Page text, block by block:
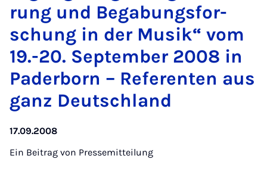
rung und Be­ga­bungs­for­
schung in der Mu­sik“ vom
19.-20. Sep­tem­ber 2008 in
Pa­der­born – Re­fe­ren­ten aus
ganz Deut­sch­land
17.09.2008
Ein Beitrag von Pressemitteilung